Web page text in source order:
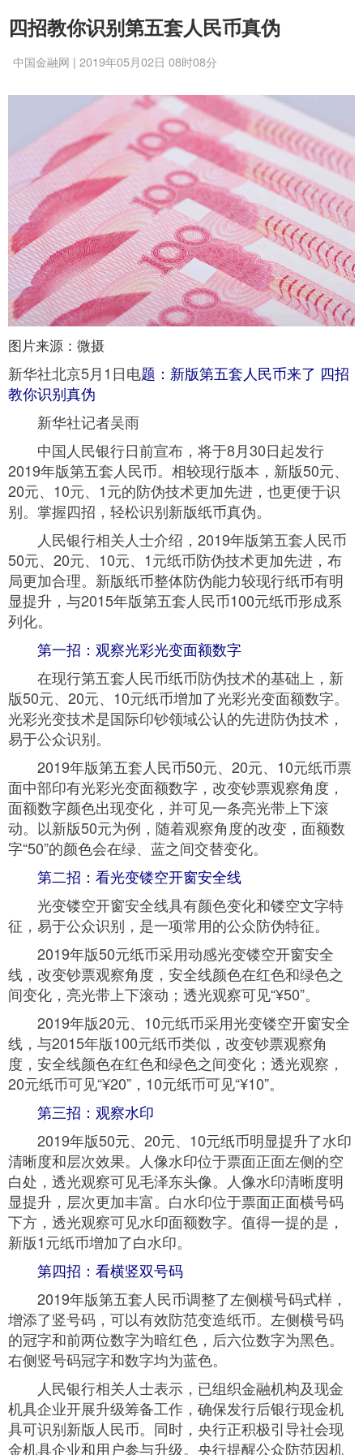
四招教你识别第五套人民币真伪
中国金融网 | 2019年05月02日 08时08分
图片来源：微摄
新华社北京5月1日电题：新版第五套人民币来了 四招
教你识别真伪
新华社记者吴雨
中国人民银行日前宣布，将于8月30日起发行
2019年版第五套人民币。相较现行版本，新版50元、
20元、10元、1元的防伪技术更加先进，也更便于识
别。掌握四招，轻松识别新版纸币真伪。
人民银行相关人士介绍，2019年版第五套人民币
50元、20元、10元、1元纸币防伪技术更加先进，布
局更加合理。新版纸币整体防伪能力较现行纸币有明
显提升，与2015年版第五套人民币100元纸币形成系
列化。
第一招：观察光彩光变面额数字
在现行第五套人民币纸币防伪技术的基础上，新
版50元、20元、10元纸币增加了光彩光变面额数字。
光彩光变技术是国际印钞领域公认的先进防伪技术，
易于公众识别。
2019年版第五套人民币50元、20元、10元纸币票
面中部印有光彩光变面额数字，改变钞票观察角度，
面额数字颜色出现变化，并可见一条亮光带上下滚
动。以新版50元为例，随着观察角度的改变，面额数
字“50”的颜色会在绿、蓝之间交替变化。
第二招：看光变镂空开窗安全线
光变镂空开窗安全线具有颜色变化和镂空文字特
征，易于公众识别，是一项常用的公众防伪特征。
2019年版50元纸币采用动感光变镂空开窗安全
线，改变钞票观察角度，安全线颜色在红色和绿色之
间变化，亮光带上下滚动；透光观察可见“¥50”。
2019年版20元、10元纸币采用光变镂空开窗安全
线，与2015年版100元纸币类似，改变钞票观察角
度，安全线颜色在红色和绿色之间变化；透光观察，
20元纸币可见“¥20”，10元纸币可见“¥10”。
第三招：观察水印
2019年版50元、20元、10元纸币明显提升了水印
清晰度和层次效果。人像水印位于票面正面左侧的空
白处，透光观察可见毛泽东头像。人像水印清晰度明
显提升，层次更加丰富。白水印位于票面正面横号码
下方，透光观察可见水印面额数字。值得一提的是，
新版1元纸币增加了白水印。
第四招：看横竖双号码
2019年版第五套人民币调整了左侧横号码式样，
增添了竖号码，可以有效防范变造纸币。左侧横号码
的冠字和前两位数字为暗红色，后六位数字为黑色。
右侧竖号码冠字和数字均为蓝色。
人民银行相关人士表示，已组织金融机构及现金
机具企业开展升级筹备工作，确保发行后银行现金机
具可识别新版人民币。同时，央行正积极引导社会现
金机具企业和用户参与升级。央行提醒公众防范因机